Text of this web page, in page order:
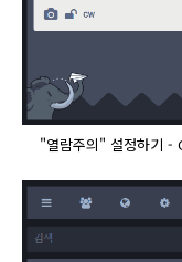
"열람주의" 설정하기 -